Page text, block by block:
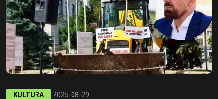
KULTURA 2025-08-29